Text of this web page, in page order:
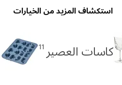
استكشاف المزيد من الخيارات
كاسات العصير 11